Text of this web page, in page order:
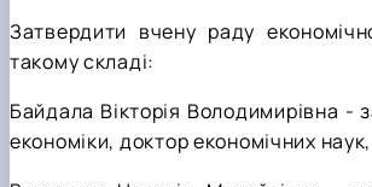
Затвердити вчену раду
такому складі:
Байдала Вікторія Володимирівна -
економіки, доктор економічних